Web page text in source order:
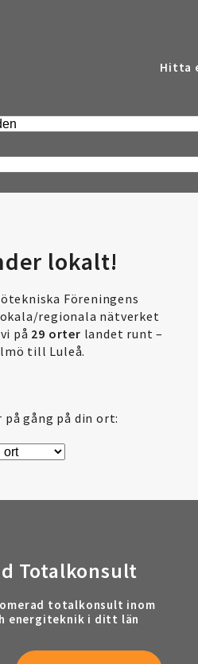
Hitta
lokalt!
Föreningens
regionala nätverket
på 29 orter landet runt –
till Luleå.
på gång på din ort:
Totalkonsult
totalkonsult inom
energiteknik i ditt län